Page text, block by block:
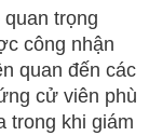
trọng
công nhận
quan đến các
cử viên phù
trong khi giám